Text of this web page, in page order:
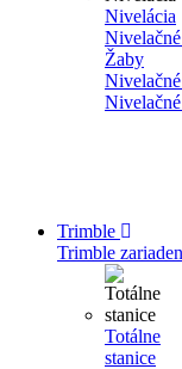
Nivelácia
Žaby
Trimble
Trimble
Totálne
stanice